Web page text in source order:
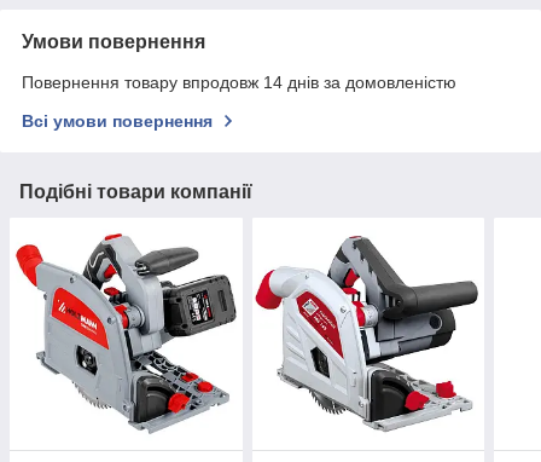
Умови повернення
Повернення товару впродовж 14 днів за домовленістю
Всі умови повернення
Подібні товари компанії